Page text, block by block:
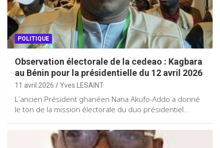
POLITIQUE
Observation électorale de la cedeao : Kagbara
au Bénin pour la présidentielle du 12 avril 2026
11 avril 2026 Yves LESAINT
L´ancien Président ghanéen Nana Akufo-Addo a donné
le ton de la mission électorale du duo présidentiel…